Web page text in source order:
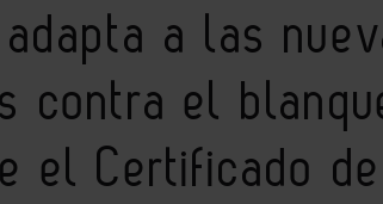
a las
contra el
el Certificado